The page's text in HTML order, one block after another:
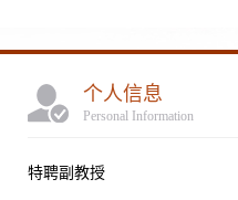
个人信息
Personal Information
特聘副教授